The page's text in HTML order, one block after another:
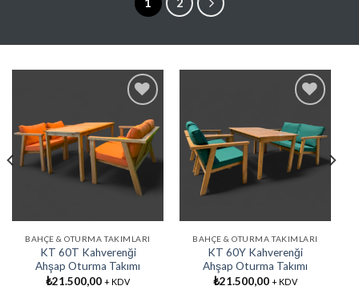
Favorilere
Ekle
BAHÇE & OTURMA TAKIMLARI
KT 60T Kahverenği
Ahşap Oturma Takımı
₺21.500,00 + KDV
Favorilere
Ekle
BAHÇE & OTURMA TAKIMLARI
KT 60Y Kahverenği
Ahşap Oturma Takımı
₺21.500,00 + KDV